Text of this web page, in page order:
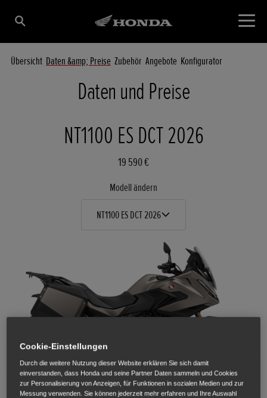
Übersicht Daten &amp; Preise Zubehör Angebote Konfigurator
Daten und Preise
NT1100 ES DCT 2026
19 590 €
Modell ändern
NT1100 ES DCT 2026
Cookie-Einstellungen
Durch die weitere Nutzung dieser Website erklären Sie sich damit
einverstanden, dass Honda und seine Partner Daten sammeln und Cookies
zur Personalisierung von Anzeigen, für Funktionen in sozialen Medien und zur
Messung verwenden. Sie können jederzeit mehr erfahren und Ihre Auswahl